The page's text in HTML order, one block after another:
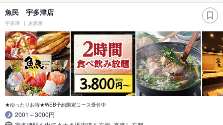
魚民 宇多津店
宇多津 居酒屋
★ゆったりお得★WEB予約限定コース受付中
2001～3000円